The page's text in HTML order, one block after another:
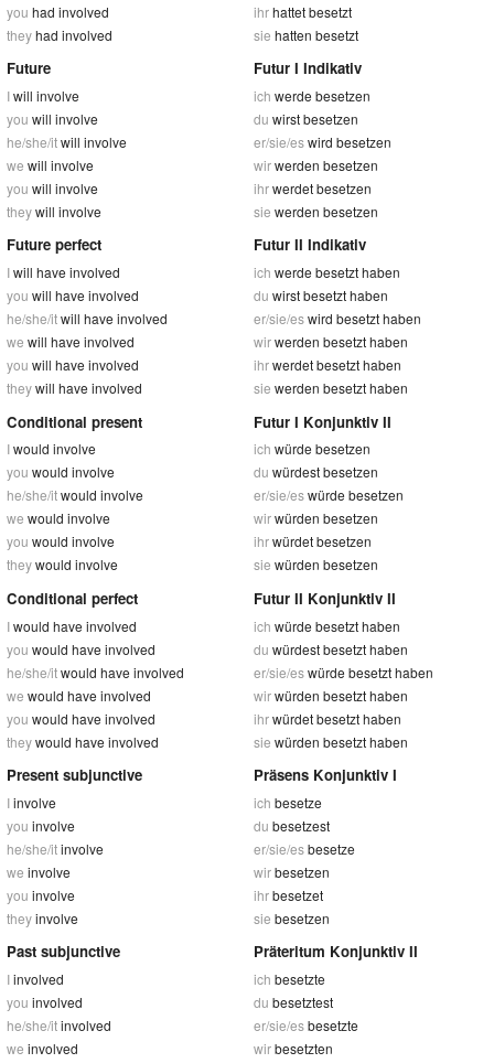
you had involved
theyhad involved
ihrhattet besetzt
sie hatten besetzt
Future
Iwill involve
you will involve
he/she/itwill involve
we will involve
you will involve
theywill involve
Futur I Indikativ
ich werde besetzen
du wirst besetzen
er/sie/eswird besetzen
wirwerden besetzen
ihrwerdet besetzen
sie werden besetzen
Future perfect
Iwill have involved
you will have involved
he/she/itwill have involved
we will have involved
you will have involved
theywill have involved
Futur II Indikativ
ich werde besetzt haben
du wirst besetzt haben
er/sie/eswird besetzt haben
wirwerden besetzt haben
ihrwerdet besetzt haben
sie werden besetzt haben
Conditional present
Iwould involve
you would involve
he/she/itwould involve
we would involve
you would involve
theywould involve
Futur I Konjunktiv II
ich würde besetzen
du würdest besetzen
er/sie/eswürde besetzen
wirwürden besetzen
ihrwürdet besetzen
sie würden besetzen
Conditional perfect
Iwould have involved
you would have involved
he/she/itwould have involved
we would have involved
you would have involved
theywould have involved
Futur II Konjunktiv II
ich würde besetzt haben
du würdest besetzt haben
er/sie/eswürde besetzt haben
wirwürden besetzt haben
ihrwürdet besetzt haben
sie würden besetzt haben
Present subjunctive
Iinvolve
you involve
he/she/itinvolve
we involve
you involve
theyinvolve
Präsens Konjunktiv I
ich besetze
du besetzest
er/sie/esbesetze
wirbesetzen
ihrbesetzet
sie besetzen
Past subjunctive
Iinvolved
you involved
he/she/itinvolved
we involved
Präteritum Konjunktiv II
ich besetzte
du besetztest
er/sie/esbesetzte
wirbesetzten